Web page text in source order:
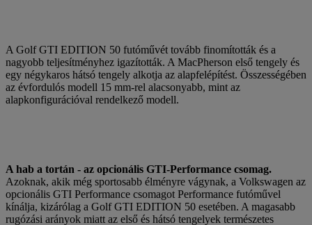
A Golf GTI EDITION 50 futóművét tovább finomították és a
nagyobb teljesítményhez igazították. A MacPherson első tengely és
egy négykaros hátsó tengely alkotja az alapfelépítést. Összességében
az évfordulós modell 15 mm-rel alacsonyabb, mint az
alapkonfigurációval rendelkező modell.
A hab a tortán - az opcionális GTI-Performance csomag.
Azoknak, akik még sportosabb élményre vágynak, a Volkswagen az
opcionális GTI Performance csomagot Performance futóművel
kínálja, kizárólag a Golf GTI EDITION 50 esetében. A magasabb
rugózási arányok miatt az első és hátsó tengelyek természetes